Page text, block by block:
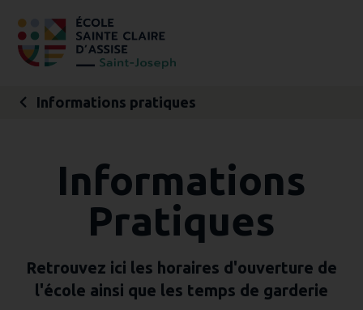
contenu.
navigation
Informations pratiques
Informations
Pratiques
Retrouvez ici les horaires d'ouverture de
l'école ainsi que les temps de garderie